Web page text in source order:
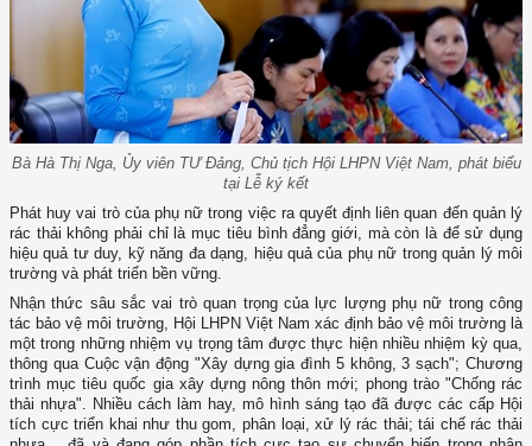
Bà Hà Thị Nga, Ủy viên TƯ Đảng, Chủ tịch Hội LHPN Việt Nam, phát biểu
tại Lễ ký kết
Phát huy vai trò của phụ nữ trong việc ra quyết định liên quan đến quản lý
rác thải không phải chỉ là mục tiêu bình đẳng giới, mà còn là để sử dụng
hiệu quả tư duy, kỹ năng đa dạng, hiệu quả của phụ nữ trong quản lý môi
trường và phát triển bền vững.
Nhận thức sâu sắc vai trò quan trọng của lực lượng phụ nữ trong công
tác bảo vệ môi trường, Hội LHPN Việt Nam xác định bảo vệ môi trường là
một trong những nhiệm vụ trọng tâm được thực hiện nhiều nhiệm kỳ qua,
thông qua Cuộc vận động "Xây dựng gia đình 5 không, 3 sạch"; Chương
trình mục tiêu quốc gia xây dựng nông thôn mới; phong trào "Chống rác
thải nhựa". Nhiều cách làm hay, mô hình sáng tạo đã được các cấp Hội
tích cực triển khai như thu gom, phân loại, xử lý rác thải; tái chế rác thải